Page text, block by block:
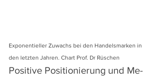
Exponentieller Zuwachs bei den Handelsmarken in
den letzten Jahren. Chart Prof. Dr Rüschen
Positive Positionierung und Me-